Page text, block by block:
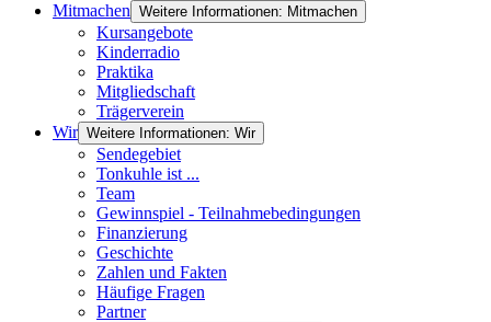
Mitmachen Weitere Informationen: Mitmachen
Kursangebote
Kinderradio
Praktika
Mitgliedschaft
Trägerverein
Wir Weitere Informationen: Wir
Sendegebiet
Tonkuhle ist ...
Team
Gewinnspiel - Teilnahmebedingungen
Finanzierung
Geschichte
Zahlen und Fakten
Häufige Fragen
Partner